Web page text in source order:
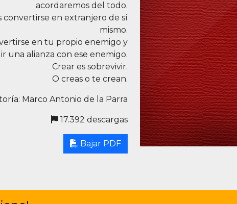
acordaremos del todo.
convertirse en extranjero de sí
mismo.
en tu propio enemigo y
una alianza con ese enemigo.
Crear es sobrevivir.
O creas o te crean.
Marco Antonio de la Parra
17.392 descargas
Bajar PDF